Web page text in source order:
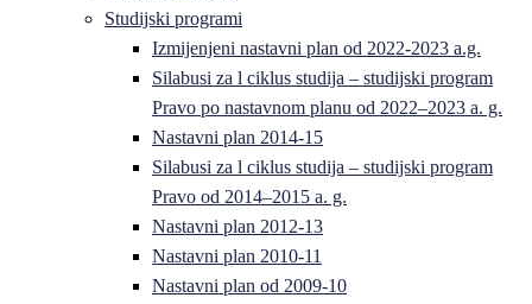
Studijski programi
Izmijenjeni nastavni plan od 2022-2023 a.g.
Silabusi za l ciklus studija – studijski program
Pravo po nastavnom planu od 2022–2023 a. g.
Nastavni plan 2014-15
Silabusi za l ciklus studija – studijski program
Pravo od 2014–2015 a. g.
Nastavni plan 2012-13
Nastavni plan 2010-11
Nastavni plan od 2009-10